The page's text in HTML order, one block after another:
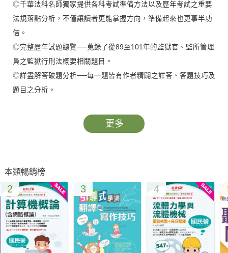
◎千華法科名師獨家提供各科考試準備方法以及歷年考試之重要
法規落點分析，不僅讓讀者更能掌握方向，準備起來也更事半功
倍。
◎完整歷年試題總覽──蒐錄了從89至101年的監獄官、監所管理
員之監獄行刑法概要相關題目。
◎詳盡解答破題分析──每一題皆有作者精闢之詳答、答題技巧及
題目之分析。
向；進而掌握研讀重心。
更多
本類暢銷榜
2 3 4